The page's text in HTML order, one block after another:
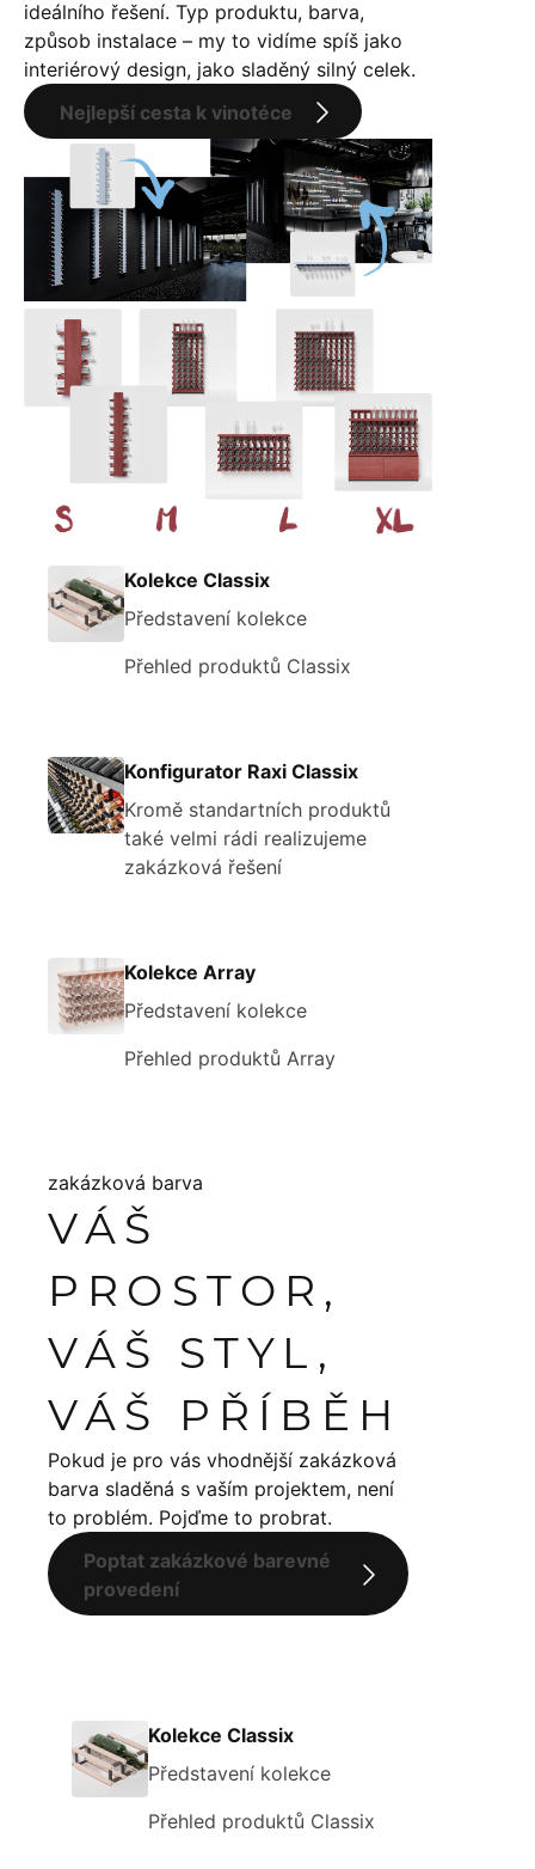
ideálního řešení. Typ produktu, barva,
způsob instalace – my to vidíme spíš jako
interiérový design, jako sladěný silný celek.
Nejlepší cesta k vinotéce
Kolekce Classix
Představení kolekce
Přehled produktů Classix
Konfigurator Raxi Classix
Kromě standartních produktů
také velmi rádi realizujeme
zakázková řešení
Kolekce Array
Představení kolekce
Přehled produktů Array
zakázková barva
VÁŠ
PROSTOR,
VÁŠ STYL,
VÁŠ PŘÍBĚH
Pokud je pro vás vhodnější zakázková
barva sladěná s vaším projektem, není
to problém. Pojďme to probrat.
Poptat zakázkové barevné
provedení
Kolekce Classix
Představení kolekce
Přehled produktů Classix